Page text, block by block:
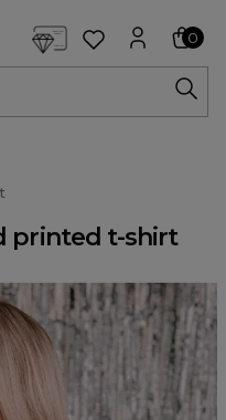
0
printed t-shirt